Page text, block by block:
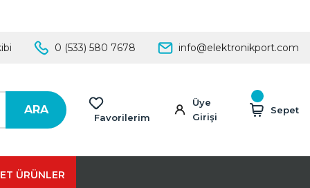
0 (533) 580 7678 info@elektronikport.com
ARA
Favorilerim
Üye
Girişi
Sepet
ÜRÜNLER